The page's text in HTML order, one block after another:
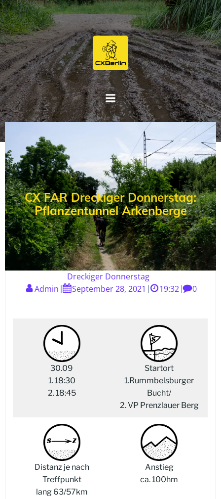
Zum
Inhalt
springen
CX FAR Dreckiger Donnerstag:
Pflanzentunnel Arkenberge
Dreckiger Donnerstag
Admin
September 28, 2021 19:32 0
30.09
1. 18:30
2. 18:45
Startort
1.Rummbelsburger
Bucht/
2. VP Prenzlauer Berg
Distanz je nach
Treffpunkt
lang 63/57km
Anstieg
ca. 100hm